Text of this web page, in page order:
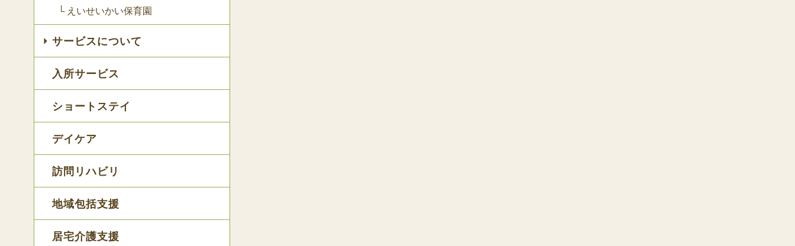
└ えいせいかい保育園
サービスについて
入所サービス
ショートステイ
デイケア
訪問リハビリ
地域包括支援
居宅介護支援